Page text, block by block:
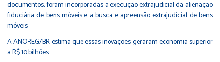
documentos, foram incorporadas a execução extrajudicial da alienação
fiduciária de bens móveis e a busca e apreensão extrajudicial de bens
móveis.
A ANOREG/BR estima que essas inovações geraram economia superior
a R$ 10 bilhões.